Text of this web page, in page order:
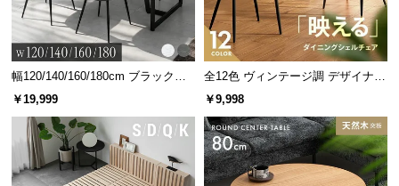
幅120/140/160/180cm ブラックフ
レーム ダイニング 大理石調 4人掛
￥19,999
全12色 ヴィンテージ調 デザイナー
ズシェルチェア
￥9,998